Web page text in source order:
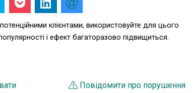
клієнтами, використовуйте для цього
і ефект багаторазово підвищиться.
Повідомити про порушення